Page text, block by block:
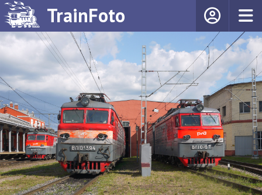
TrainFoto